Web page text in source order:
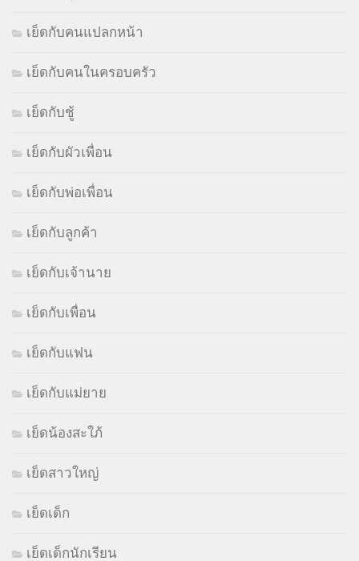
เย็ดกับคนแปลกหน้า
เย็ดกับคนในครอบครัว
เย็ดกับชู้
เย็ดกับผัวเพื่อน
เย็ดกับพ่อเพื่อน
เย็ดกับลูกค้า
เย็ดกับเจ้านาย
เย็ดกับเพื่อน
เย็ดกับแฟน
เย็ดกับแม่ยาย
เย็ดน้องสะใภ้
เย็ดสาวใหญ่
เย็ดเด็ก
เย็ดเด็กนักเรียน